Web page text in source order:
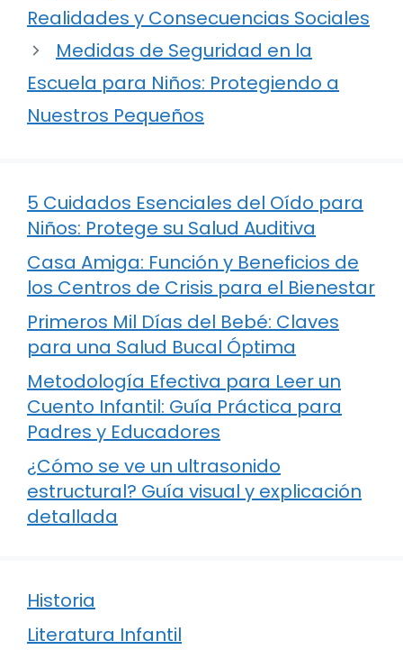
Realidades y Consecuencias Sociales
Medidas de Seguridad en la
Escuela para Niños: Protegiendo a
Nuestros Pequeños
5 Cuidados Esenciales del Oído para
Niños: Protege su Salud Auditiva
Casa Amiga: Función y Beneficios de
los Centros de Crisis para el Bienestar
Primeros Mil Días del Bebé: Claves
para una Salud Bucal Óptima
Metodología Efectiva para Leer un
Cuento Infantil: Guía Práctica para
Padres y Educadores
¿Cómo se ve un ultrasonido
estructural? Guía visual y explicación
detallada
Historia
Literatura Infantil